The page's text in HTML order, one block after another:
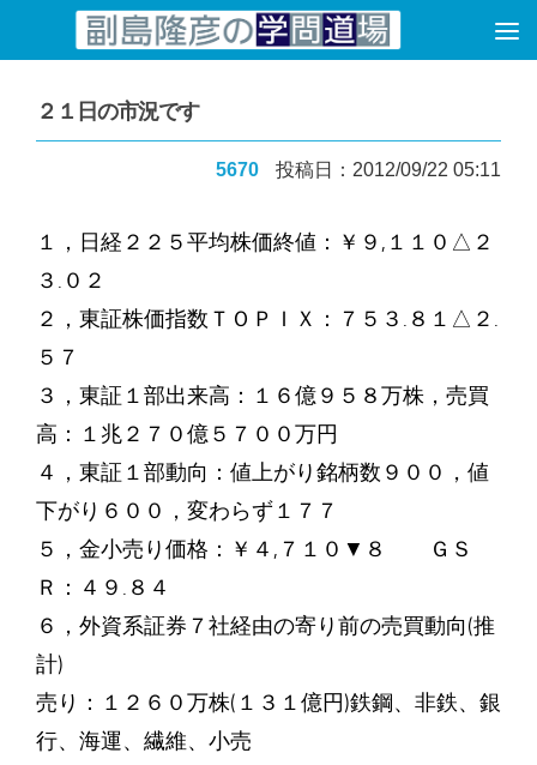
コンテンツへスキップ
２１日の市況です
5670 投稿日：2012/09/22 05:11
１，日経２２５平均株価終値：￥９,１１０△２
３.０２
２，東証株価指数ＴＯＰＩＸ：７５３.８１△２.
５７
３，東証１部出来高：１６億９５８万株，売買
高：１兆２７０億５７００万円
４，東証１部動向：値上がり銘柄数９００，値
下がり６００，変わらず１７７
５，金小売り価格：￥４,７１０▼８ ＧＳ
Ｒ：４９.８４
６，外資系証券７社経由の寄り前の売買動向(推
計)
売り：１２６０万株(１３１億円)鉄鋼、非鉄、銀
行、海運、繊維、小売